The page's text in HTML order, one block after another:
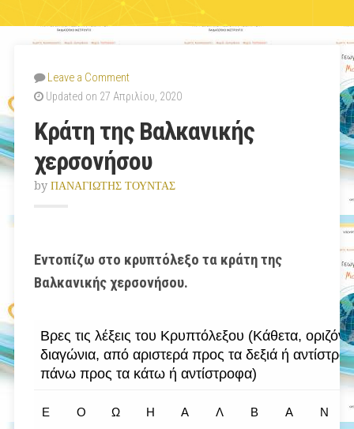
Leave a Comment
Updated on 27 Απριλίου, 2020
Κράτη της Βαλκανικής
χερσονήσου
by ΠΑΝΑΓΙΩΤΗΣ ΤΟΥΝΤΑΣ
Εντοπίζω στο κρυπτόλεξο τα κράτη της
Βαλκανικής χερσονήσου.